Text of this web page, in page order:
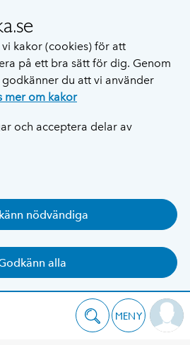
vi kakor (cookies) för att
på ett bra sätt för dig. Genom
du att vi använder
mer om kakor
och acceptera delar av
nödvändiga
alla
MENY